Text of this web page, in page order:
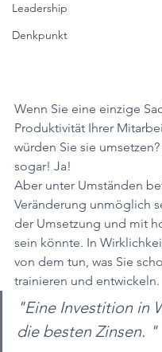
Leadership
Denkpunkt
Wenn Sie eine einzige
Produktivität Ihrer
würden Sie sie
sogar! Ja!
Aber unter Umständen
Veränderung unmöglich
der Umsetzung und mit
sein könnte. In
von dem tun, was Sie
trainieren und entwickeln.
"Eine Investition in
die besten Zinsen. "